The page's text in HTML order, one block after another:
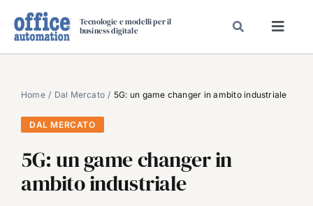
Tecnologie e modelli per il
business digitale
SPECIAL PAPER
TAVOLE ROTONDE DI REDAZIONE
CARRIERE
VIDEO
Home Dal Mercato 5G: un game changer in ambito industriale
DAL MERCATO
5G: un game changer in
ambito industriale